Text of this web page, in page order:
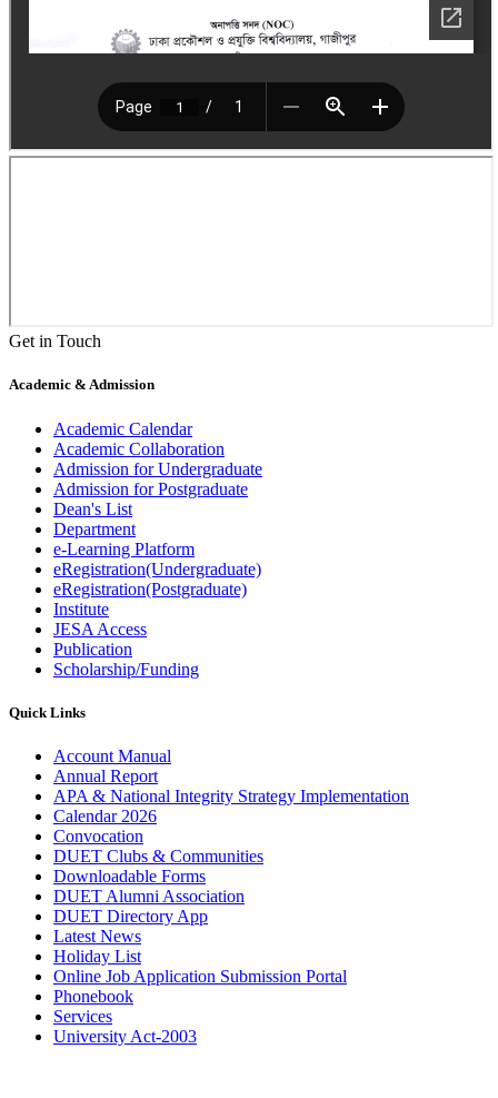
Get in Touch
Academic & Admission
Academic Calendar
Academic Collaboration
Admission for Undergraduate
Admission for Postgraduate
Dean's List
Department
e-Learning Platform
eRegistration(Undergraduate)
eRegistration(Postgraduate)
Institute
JESA Access
Publication
Scholarship/Funding
Quick Links
Account Manual
Annual Report
APA & National Integrity Strategy Implementation
Calendar 2026
Convocation
DUET Clubs & Communities
Downloadable Forms
DUET Alumni Association
DUET Directory App
Latest News
Holiday List
Online Job Application Submission Portal
Phonebook
Services
University Act-2003